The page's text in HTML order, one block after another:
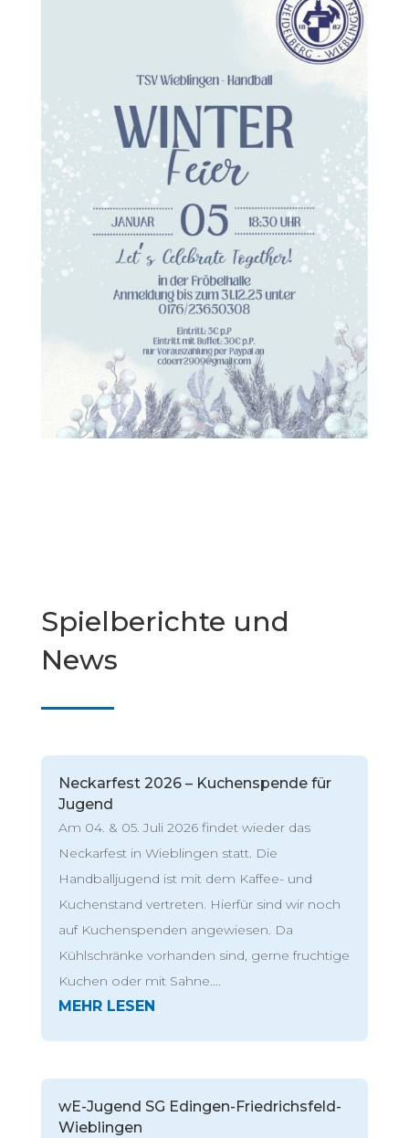
Spielberichte und
News
Neckarfest 2026 – Kuchenspende für
Jugend
Am 04. & 05. Juli 2026 findet wieder das
Neckarfest in Wieblingen statt. Die
Handballjugend ist mit dem Kaffee- und
Kuchenstand vertreten. Hierfür sind wir noch
auf Kuchenspenden angewiesen. Da
Kühlschränke vorhanden sind, gerne fruchtige
Kuchen oder mit Sahne....
wE-Jugend SG Edingen-Friedrichsfeld-
Wieblingen